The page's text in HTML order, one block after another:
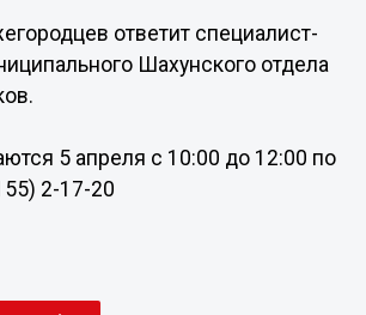
ответит специалист-
Шахунского отдела
5 апреля с 10:00 до 12:00 по
2-17-20